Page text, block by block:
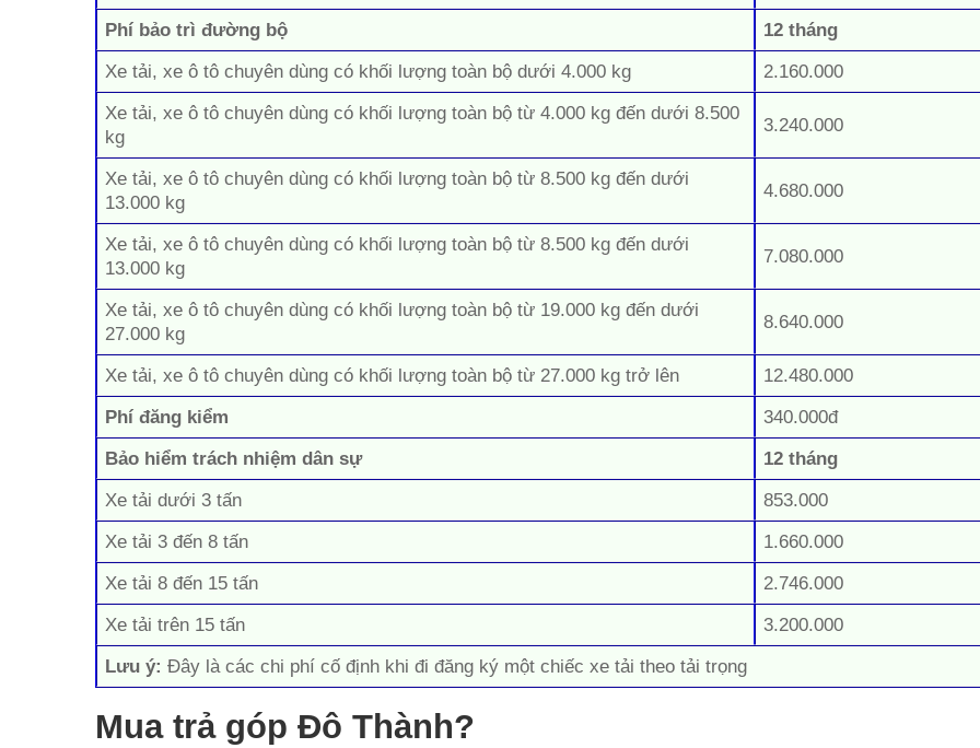
Phí bảo trì đường bộ
12 tháng
Xe tải, xe ô tô chuyên dùng có khối lượng toàn bộ dưới 4.000 kg
2.160.000
Xe tải, xe ô tô chuyên dùng có khối lượng toàn bộ từ 4.000 kg đến dưới 8.500
kg
3.240.000
Xe tải, xe ô tô chuyên dùng có khối lượng toàn bộ từ 8.500 kg đến dưới
13.000 kg
4.680.000
Xe tải, xe ô tô chuyên dùng có khối lượng toàn bộ từ 8.500 kg đến dưới
13.000 kg
7.080.000
Xe tải, xe ô tô chuyên dùng có khối lượng toàn bộ từ 19.000 kg đến dưới
27.000 kg
8.640.000
Xe tải, xe ô tô chuyên dùng có khối lượng toàn bộ từ 27.000 kg trở lên
12.480.000
Phí đăng kiểm
340.000đ
Bảo hiểm trách nhiệm dân sự
12 tháng
Xe tải dưới 3 tấn
853.000
Xe tải 3 đến 8 tấn
1.660.000
Xe tải 8 đến 15 tấn
2.746.000
Xe tải trên 15 tấn
3.200.000
Lưu ý:Đây là các chi phí cố định khi đi đăng ký một chiếc xe tải theo tải trọng
Mua trả góp Đô Thành?